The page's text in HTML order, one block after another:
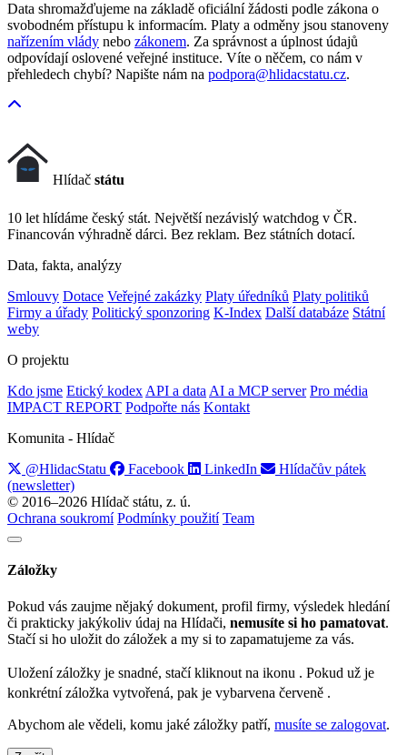
Data shromažďujeme na základě oficiální žádosti podle zákona o
svobodném přístupu k informacím. Platy a odměny jsou stanoveny
nařízením vlády nebo zákonem. Za správnost a úplnost údajů
odpovídají oslovené veřejné instituce. Víte o něčem, co nám v
přehledech chybí? Napište nám na podpora@hlidacstatu.cz.
Hlídač státu
10 let hlídáme český stát. Největší nezávislý watchdog v ČR.
Financován výhradně dárci. Bez reklam. Bez státních dotací.
Data, fakta, analýzy
Smlouvy Dotace Veřejné zakázky Platy úředníků Platy politiků
Firmy a úřady Politický sponzoring K-Index Další databáze Státní
weby
O projektu
Kdo jsme Etický kodex API a data AI a MCP server Pro média
IMPACT REPORT Podpořte nás Kontakt
Komunita - Hlídač
@HlidacStatu
Facebook LinkedIn
Hlídačův pátek
(newsletter)
© 2016–2026 Hlídač státu, z. ú.
Ochrana soukromí Podmínky použití Team
Záložky
Pokud vás zaujme nějaký dokument, profil firmy, výsledek hledání
či prakticky jakýkoliv údaj na Hlídači, nemusíte si ho pamatovat.
Stačí si ho uložit do záložek a my si to zapamatujeme za vás.
Uložení záložky je snadné, stačí kliknout na ikonu . Pokud už je
konkrétní záložka vytvořená, pak je vybarvena červeně .
Abychom ale vědeli, komu jaké záložky patří, musíte se zalogovat.